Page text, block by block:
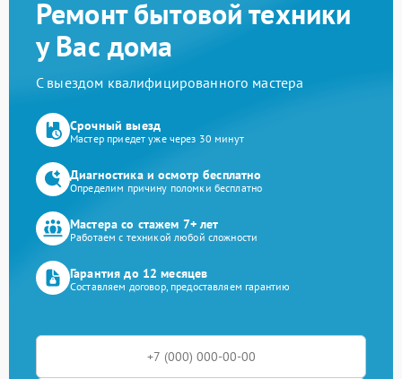
Ремонт бытовой техники
у Вас дома
С выездом квалифицированного мастера
Срочный выезд
Мастер приедет уже через 30 минут
Диагностика и осмотр бесплатно
Определим причину поломки бесплатно
Мастера со стажем 7+ лет
Работаем с техникой любой сложности
Гарантия до 12 месяцев
Составляем договор, предоставляем гарантию